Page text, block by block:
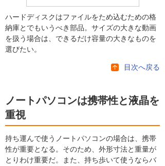
ハードディスクはファイルをため込むための格
納庫とでもいうべき部品。サイズの大きな動画
を扱う場合は、できるだけ容量の大きなものを
選びたい。
目次へ戻る
ノートパソコンは携帯性と液晶を
重視
持ち運んで使うノートパソコンの場合は、携帯
性が重要となる。そのため、外形寸法と重量が
とりわけ重要だ。また、持ち歩いて使うならバ